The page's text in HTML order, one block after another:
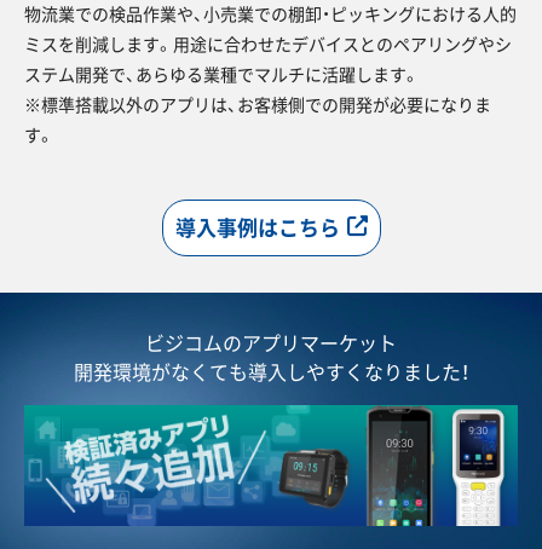
物流業での検品作業や、小売業での棚卸・ピッキングにおける人的
ミスを削減します。用途に合わせたデバイスとのペアリングやシ
ステム開発で、あらゆる業種でマルチに活躍します。
※標準搭載以外のアプリは、お客様側での開発が必要になりま
す。
導入事例はこちら
ビジコムのアプリマーケット
開発環境がなくても導入しやすくなりました！